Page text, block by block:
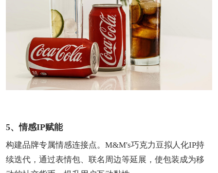
5、情感IP赋能
构建品牌专属情感连接点。M&M's巧克力豆拟人化IP持
续迭代，通过表情包、联名周边等延展，使包装成为移